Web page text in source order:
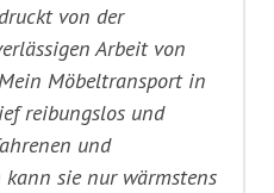
von der
Arbeit von
Möbeltransport in
reibungslos und
und
kann sie nur wärmstens